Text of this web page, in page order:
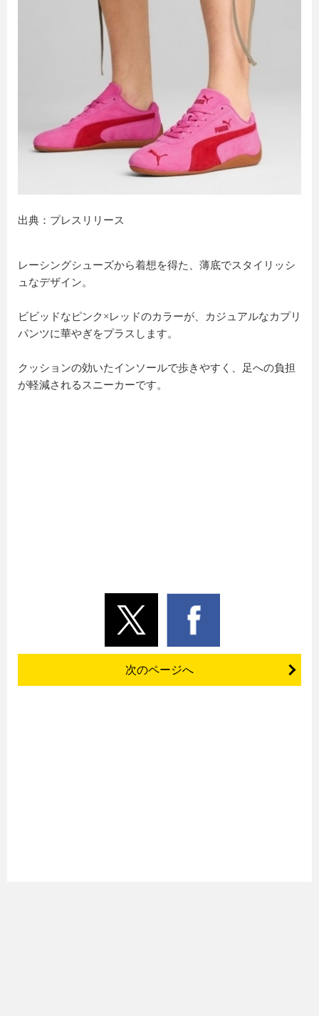
出典：プレスリリース
レーシングシューズから着想を得た、薄底でスタイリッシ
ュなデザイン。
ビビッドなピンク×レッドのカラーが、カジュアルなカプリ
パンツに華やぎをプラスします。
クッションの効いたインソールで歩きやすく、足への負担
が軽減されるスニーカーです。
次のページへ